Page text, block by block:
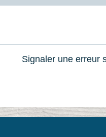
Signaler une erreur